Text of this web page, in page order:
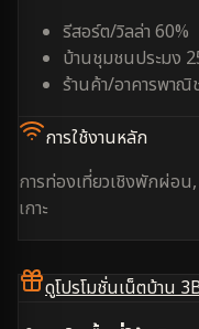
รีสอร์ต/วิลล่า 60%
บ้านชุมชนประมง
ร้านค้า/อาคารพาณิ
การใช้งานหลัก
การท่องเที่ยวเชิงพักผ่อน
เกาะ
ดูโปรโมชั่นเน็ตบ้าน